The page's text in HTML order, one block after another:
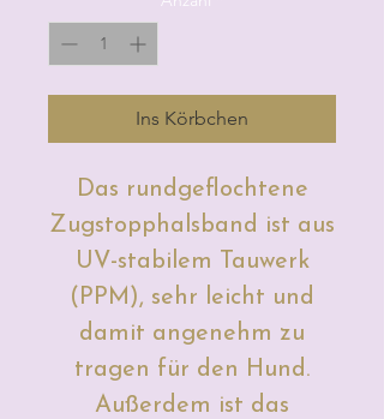
Ins Körbchen
Das rundgeflochtene
Zugstopphalsband ist aus
UV-stabilem Tauwerk
(PPM), sehr leicht und
damit angenehm zu
tragen für den Hund.
Außerdem ist das